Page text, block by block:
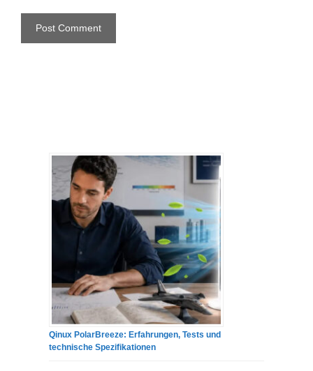
Qinux PolarBreeze: Erfahrungen, Tests und
technische Spezifikationen